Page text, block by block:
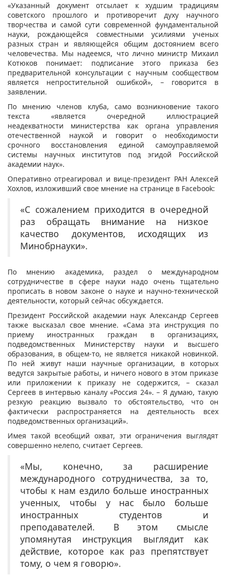
«Указанный документ отсылает к худшим традициям
советского прошлого и противоречит духу научного
творчества и самой сути современной фундаментальной
науки, рождающейся совместными усилиями ученых
разных стран и являющейся общим достоянием всего
человечества. Мы надеемся, что лично министр Михаил
Котюков понимает: подписание этого приказа без
предварительной консультации с научным сообществом
является непростительной ошибкой», – говорится в
заявлении.
По мнению членов клуба, само возникновение такого
текста «является очередной иллюстрацией
неадекватности министерства как органа управления
отечественной наукой и говорит о необходимости
срочного восстановления единой самоуправляемой
системы научных институтов под эгидой Российской
академии наук».
Оперативно отреагировал и вице-президент РАН Алексей
Хохлов, изложивший свое мнение на странице в Facebook:
«С сожалением приходится в очередной
раз обращать внимание на низкое
качество документов, исходящих из
Минобрнауки».
По мнению академика, раздел о международном
сотрудничестве в сфере науки надо очень тщательно
прописать в новом законе о науке и научно-технической
деятельности, который сейчас обсуждается.
Президент Российской академии наук Александр Сергеев
также высказал свое мнение. «Сама эта инструкция по
приему иностранных граждан в организациях,
подведомственных Министерству науки и высшего
образования, в общем-то, не является никакой новинкой.
По ней живут наши научные организации, в которых
ведутся закрытые работы, и ничего нового в этом приказе
или приложении к приказу не содержится, – сказал
Сергеев в интервью каналу «Россия 24». – Я думаю, такую
резкую реакцию вызвало то обстоятельство, что он
фактически распространяется на деятельность всех
подведомственных организаций».
Имея такой всеобщий охват, эти ограничения выглядят
совершенно нелепо, считает Сергеев.
«Мы, конечно, за расширение
международного сотрудничества, за то,
чтобы к нам ездило больше иностранных
ученных, чтобы у нас было больше
иностранных студентов и
преподавателей. В этом смысле
упомянутая инструкция выглядит как
действие, которое как раз препятствует
тому, о чем я говорю».